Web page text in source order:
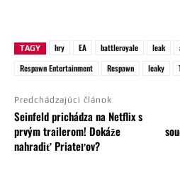
TAGY hry EA battleroyale leak
Respawn Entertainment
Respawn leaky
Predchádzajúci článok
Seinfeld prichádza na Netflix s
prvým trailerom! Dokáže
nahradiť Priateľov?